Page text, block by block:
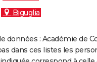
Biguglia
données : Académie de
dans ces listes les